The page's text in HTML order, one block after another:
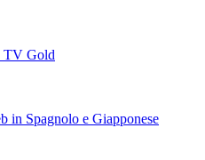
TV Gold
in Spagnolo e Giapponese